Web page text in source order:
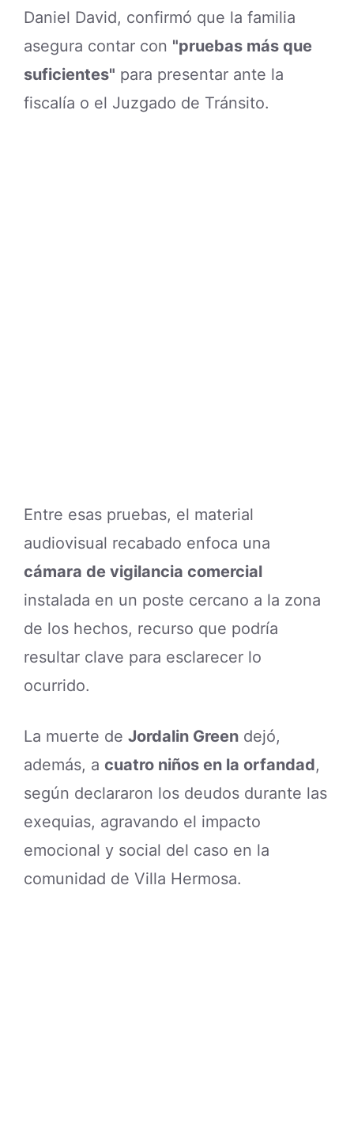
Daniel David, confirmó que la familia
asegura contar con "pruebas más que
suficientes" para presentar ante la
fiscalía o el Juzgado de Tránsito.
Entre esas pruebas, el material
audiovisual recabado enfoca una
cámara de vigilancia comercial
instalada en un poste cercano a la zona
de los hechos, recurso que podría
resultar clave para esclarecer lo
ocurrido.
La muerte de Jordalin Green dejó,
además, a cuatro niños en la orfandad,
según declararon los deudos durante las
exequias, agravando el impacto
emocional y social del caso en la
comunidad de Villa Hermosa.